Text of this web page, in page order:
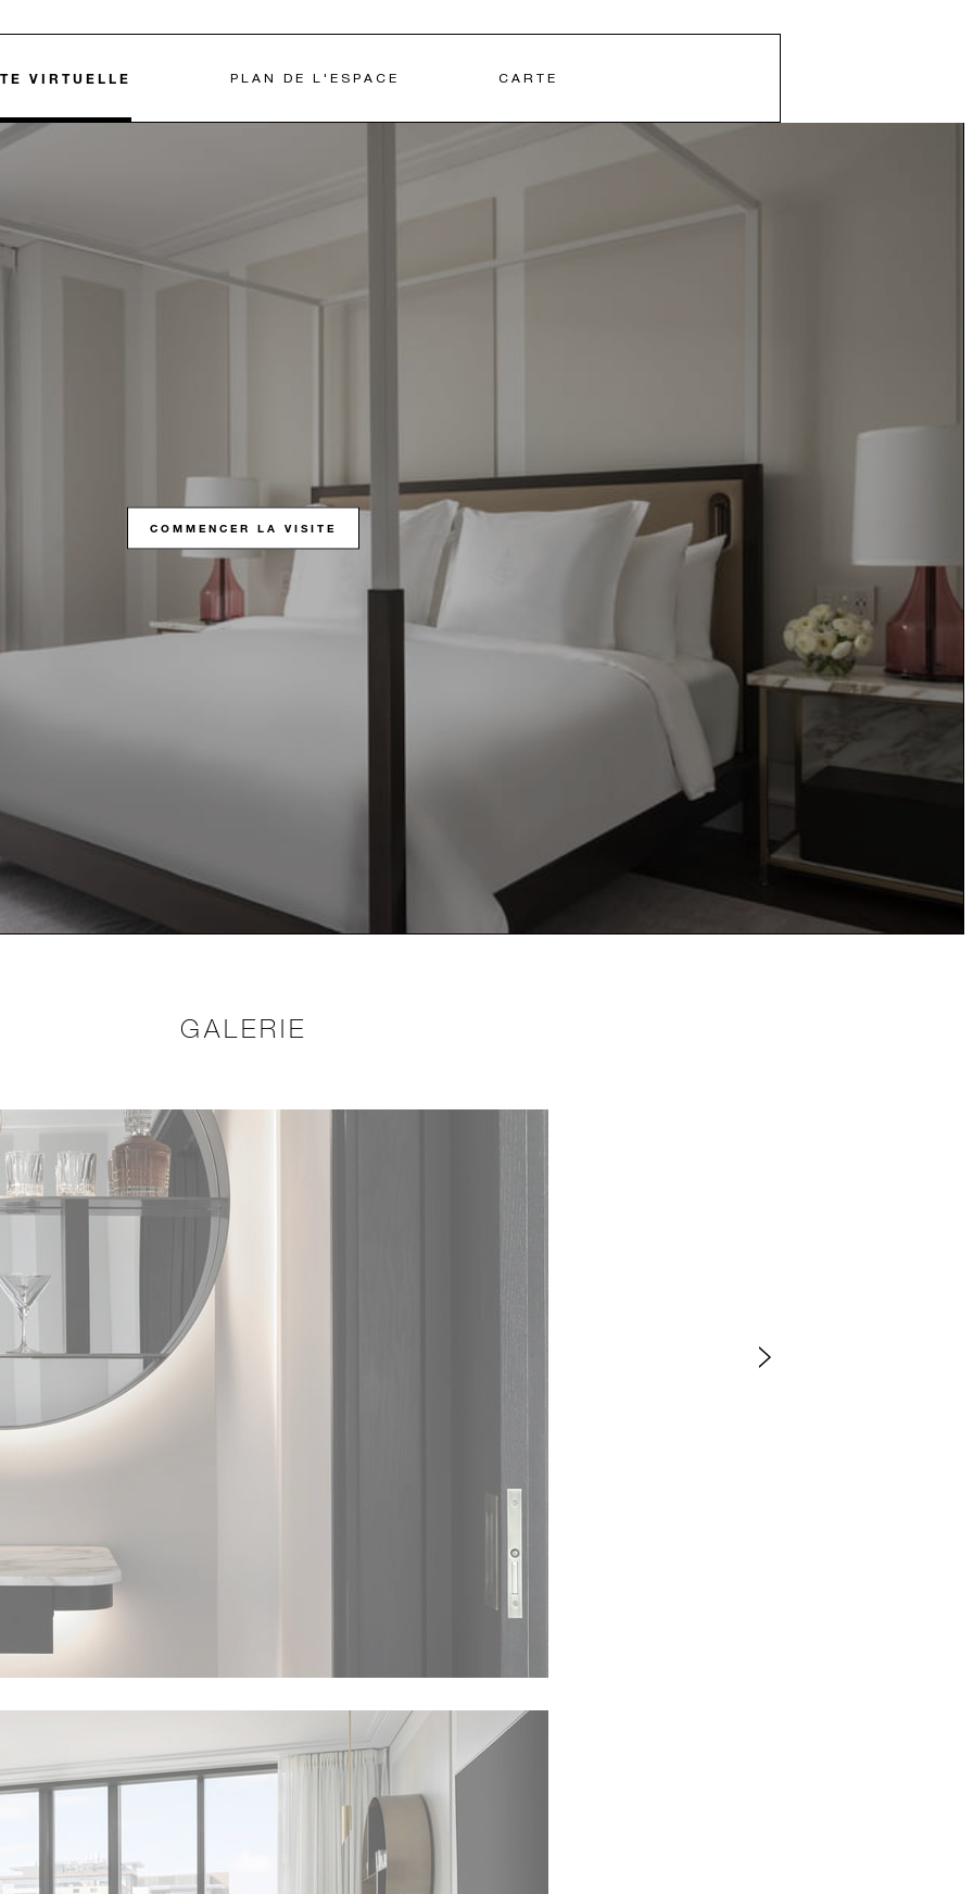
VIRTUELLE PLAN DE L'ESPACE CARTE
COMMENCER LA VISITE
GALERIE